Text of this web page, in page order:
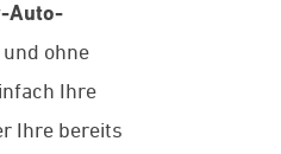
Auto-
ohne
Ihre
Ihre bereits